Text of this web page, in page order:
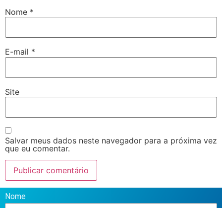
Nome *
E-mail *
Site
Salvar meus dados neste navegador para a próxima vez
que eu comentar.
Nome